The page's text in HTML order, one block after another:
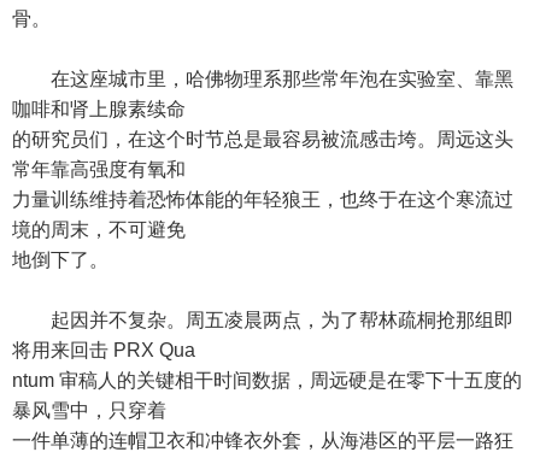
骨。
在这座城市里，哈佛物理系那些常年泡在实验室、靠黑
咖啡和肾上腺素续命
的研究员们，在这个时节总是最容易被流感击垮。周远这头
常年靠高强度有氧和
力量训练维持着恐怖体能的年轻狼王，也终于在这个寒流过
境的周末，不可避免
地倒下了。
起因并不复杂。周五凌晨两点，为了帮林疏桐抢那组即
将用来回击 PRX Qua
ntum 审稿人的关键相干时间数据，周远硬是在零下十五度的
暴风雪中，只穿着
一件单薄的连帽卫衣和冲锋衣外套，从海港区的平层一路狂